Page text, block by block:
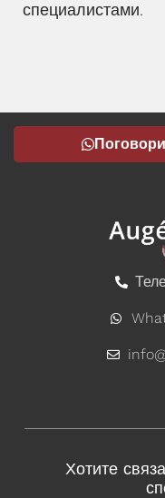
специалистами.
Хотите